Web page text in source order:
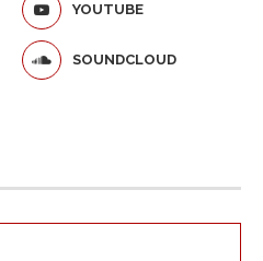
YOUTUBE
SOUNDCLOUD